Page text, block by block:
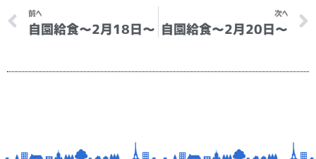
Prev
前へ
自園給食～2月18日～
次へ
自園給食～2月20日～